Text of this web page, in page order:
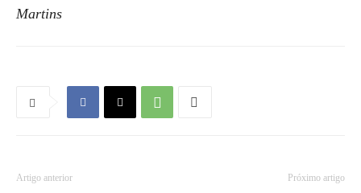
Martins
Artigo anterior Próximo artigo